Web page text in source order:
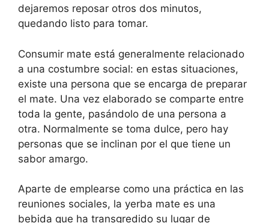
dejaremos reposar otros dos minutos,
quedando listo para tomar.
Consumir mate está generalmente relacionado
a una costumbre social: en estas situaciones,
existe una persona que se encarga de preparar
el mate. Una vez elaborado se comparte entre
toda la gente, pasándolo de una persona a
otra. Normalmente se toma dulce, pero hay
personas que se inclinan por el que tiene un
sabor amargo.
Aparte de emplearse como una práctica en las
reuniones sociales, la yerba mate es una
bebida que ha transgredido su lugar de